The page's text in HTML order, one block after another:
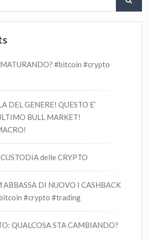
#bitcoin #crypto
DEL GENERE! QUESTO E’
BULL MARKET!
delle CRYPTO
ABBASSA DI NUOVO I CASHBACK
#crypto #trading
QUALCOSA STA CAMBIANDO?